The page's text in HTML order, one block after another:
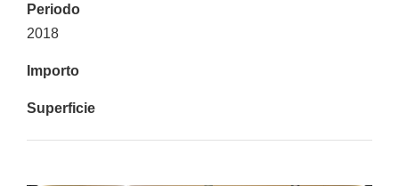
Periodo
2018
Importo
Superficie